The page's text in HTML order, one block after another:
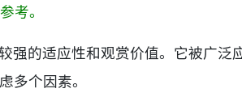
考。
强的适应性和观赏价值。它被广泛
多个因素。